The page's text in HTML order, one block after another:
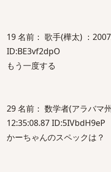
19 名前： 歌手(樺太) ：
ID:BE3vf2dpO
もう一度する
29 名前： 数学者(アラバマ
12:35:08.87 ID:5IVbdH9eP
かーちゃんのスペックは？